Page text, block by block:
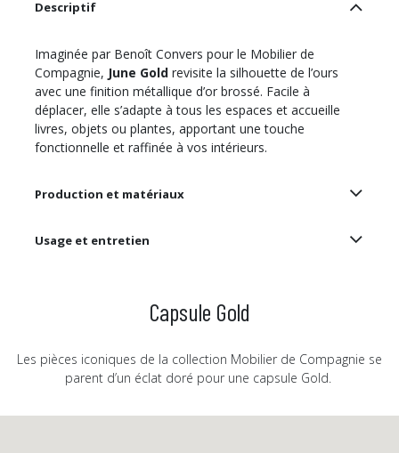
Descriptif
Imaginée par Benoît Convers pour le Mobilier de
Compagnie, June Gold revisite la silhouette de l’ours
avec une finition métallique d’or brossé. Facile à
déplacer, elle s’adapte à tous les espaces et accueille
livres, objets ou plantes, apportant une touche
fonctionnelle et raffinée à vos intérieurs.
Production et matériaux
Usage et entretien
Capsule Gold
Les pièces iconiques de la collection Mobilier de Compagnie se
parent d’un éclat doré pour une capsule Gold.